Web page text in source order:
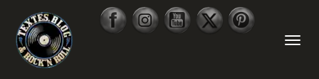
DÉPLIER